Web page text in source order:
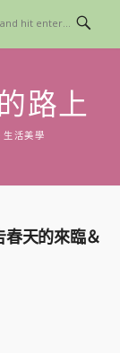
路上
生活美學
天的來臨＆